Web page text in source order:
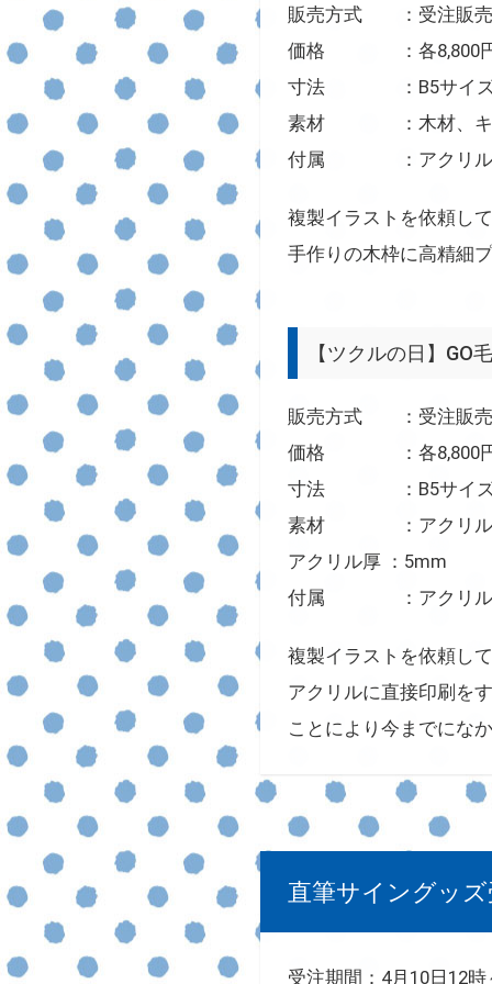
販売方式 ：受注販売
価格 ：各8,800円
寸法 ：B5サイ
素材 ：木材、キ
付属 ：アクリル製
複製イラストを依頼し
手作りの木枠に高精細
【ツクルの日】GO
販売方式 ：受注販売
価格 ：各8,800円
寸法 ：B5サイ
素材 ：アクリル
アクリル厚 ：5mm
付属 ：アクリル製
複製イラストを依頼し
アクリルに直接印刷を
ことにより今までにな
直筆サイングッ
受注期間：4月10日12